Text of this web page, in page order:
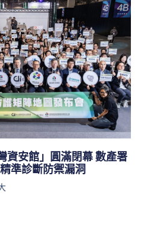
資安館」圓滿閉幕 數產署
準診斷防禦漏洞